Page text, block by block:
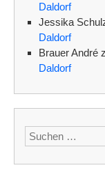
Daldorf
Jessika
Daldorf
Brauer André
Daldorf
Suchen
nach: